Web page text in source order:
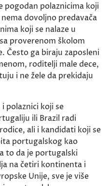
pogodan polaznicima koji
dovoljno predavača
koji se nalaze u
proverenom školom
Često ga biraju zaposleni
roditelji male dece,
i ne žele da prekidaju
polaznici koji se
ili Brazil radi
ali i kandidati koji se
portugalskog kao
to da je portugalski
na četiri kontinenta i
Unije, sve je više